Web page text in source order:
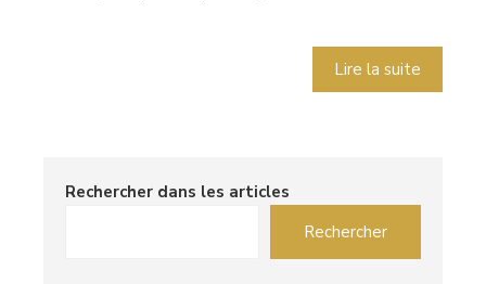
Lire la suite
Rechercher dans les articles
Rechercher